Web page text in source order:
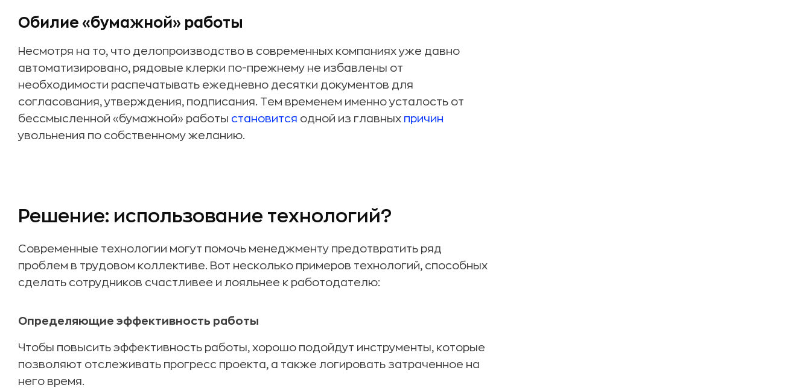
Обилие «бумажной» работы
Несмотря на то, что делопроизводство в современных компаниях уже давно
автоматизировано, рядовые клерки по-прежнему не избавлены от
необходимости распечатывать ежедневно десятки документов для
согласования, утверждения, подписания. Тем временем именно усталость от
бессмысленной «бумажной» работы становится одной из главных причин
увольнения по собственному желанию.
Решение: использование технологий?
Современные технологии могут помочь менеджменту предотвратить ряд
проблем в трудовом коллективе. Вот несколько примеров технологий, способных
сделать сотрудников счастливее и лояльнее к работодателю:
Определяющие эффективность работы
Чтобы повысить эффективность работы, хорошо подойдут инструменты, которые
позволяют отслеживать прогресс проекта, а также логировать затраченное на
него время.